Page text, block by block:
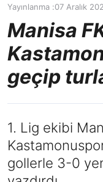
Yayınlanma :07 Aralık
Manisa
geçip
1. Lig ekibi
gollerle 3-0